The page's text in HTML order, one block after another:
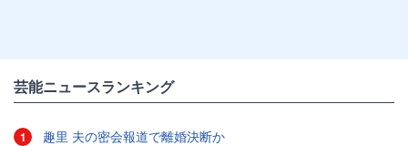
芸能ニュースランキング
1 趣里 夫の密会報道で離婚決断か